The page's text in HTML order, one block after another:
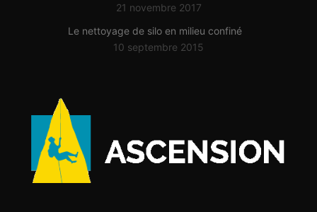
21 novembre 2017
Le nettoyage de silo en milieu confiné
10 septembre 2015